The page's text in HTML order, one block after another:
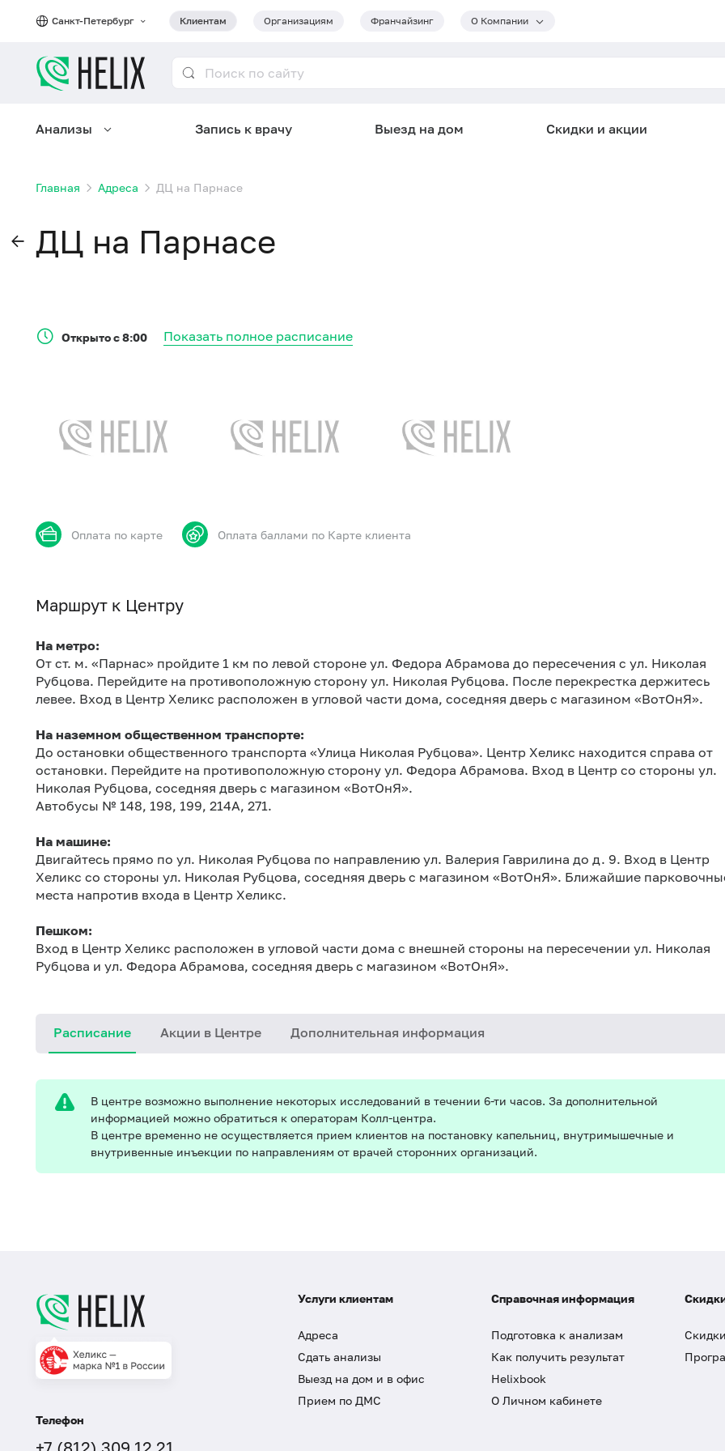
Санкт-Петербург Клиентам Организациям Франчайзинг О Компании
Анализы Запись к врачу Выезд на дом Скидки и акции
Главная Адреса ДЦ на Парнасе
ДЦ на Парнасе
Открыто с 8:00 Показать полное расписание
Оплата по карте Оплата баллами по Карте клиента
Маршрут к Центру
На метро:
От ст. м. «Парнас» пройдите 1 км по левой стороне ул. Федора Абрамова до пересечения с ул. Николая
Рубцова. Перейдите на противоположную сторону ул. Николая Рубцова. После перекрестка держитесь
левее. Вход в Центр Хеликс расположен в угловой части дома, соседняя дверь с магазином «ВотОнЯ».
На наземном общественном транспорте:
До остановки общественного транспорта «Улица Николая Рубцова». Центр Хеликс находится справа от
остановки. Перейдите на противоположную сторону ул. Федора Абрамова. Вход в Центр со стороны ул.
Николая Рубцова, соседняя дверь с магазином «ВотОнЯ».
Автобусы № 148, 198, 199, 214А, 271.
На машине:
Двигайтесь прямо по ул. Николая Рубцова по направлению ул. Валерия Гаврилина до д. 9. Вход в Центр
Хеликс со стороны ул. Николая Рубцова, соседняя дверь с магазином «ВотОнЯ». Ближайшие
места напротив входа в Центр Хеликс.
Пешком:
Вход в Центр Хеликс расположен в угловой части дома с внешней стороны на пересечении ул. Николая
Рубцова и ул. Федора Абрамова, соседняя дверь с магазином «ВотОнЯ».
Расписание Акции в Центре Дополнительная информация
В центре возможно выполнение некоторых исследований в течении 6-ти часов. За дополнительной
информацией можно обратиться к операторам Колл-центра.
В центре временно не осуществляется прием клиентов на постановку капельниц, внутримышечные и
внутривенные инъекции по направлениям от врачей сторонних организаций.
Телефон
+7 (812) 309 12 21
Услуги клиентам
Адреса
Сдать анализы
Выезд на дом и в офис
Прием по ДМС
Справочная информация
Подготовка к анализам
Как получить результат
Helixbook
О Личном кабинете